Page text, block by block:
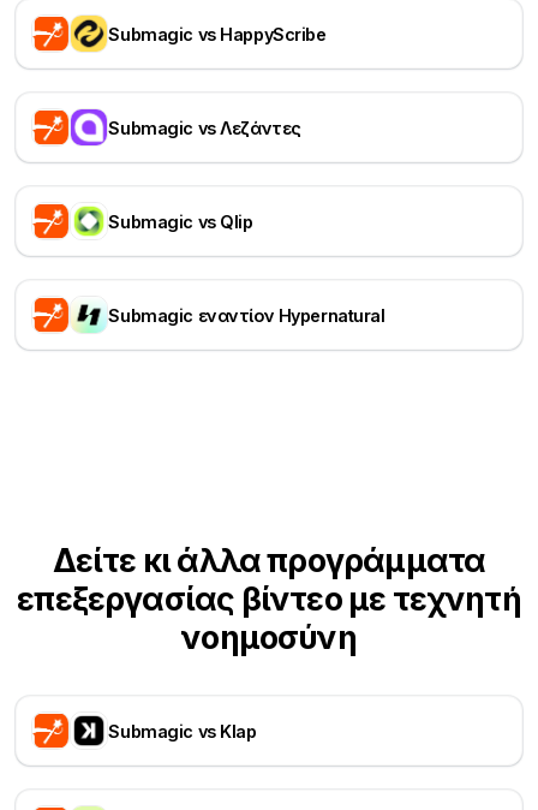
Submagic vs HappyScribe
Submagic vs Λεζάντες
Submagic vs Qlip
Submagic εναντίον Hypernatural
Δείτε κι άλλα προγράμματα
επεξεργασίας βίντεο με τεχνητή
νοημοσύνη
Submagic vs Klap